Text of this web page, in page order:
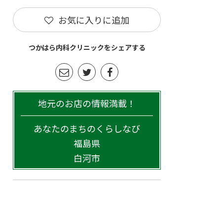
お気に入りに追加
つかはら内科クリニックをシェアする
地元のお店の情報満載！
あなたのまちのくらしなび
福島県
白河市